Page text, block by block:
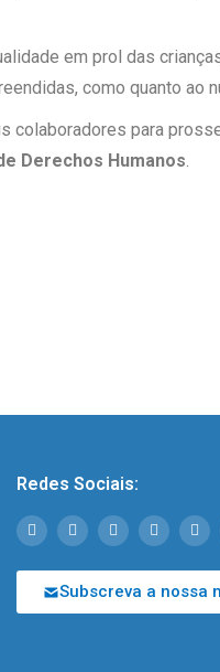
em prol das
como quanto ao
colaboradores para
Derechos Humanos.
Redes Sociais:
Subscreva a nossa